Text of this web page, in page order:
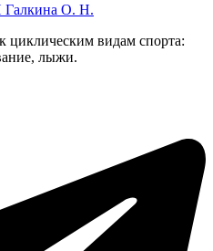
Галкина О. Н.
циклическим видам спорта:
лыжи.